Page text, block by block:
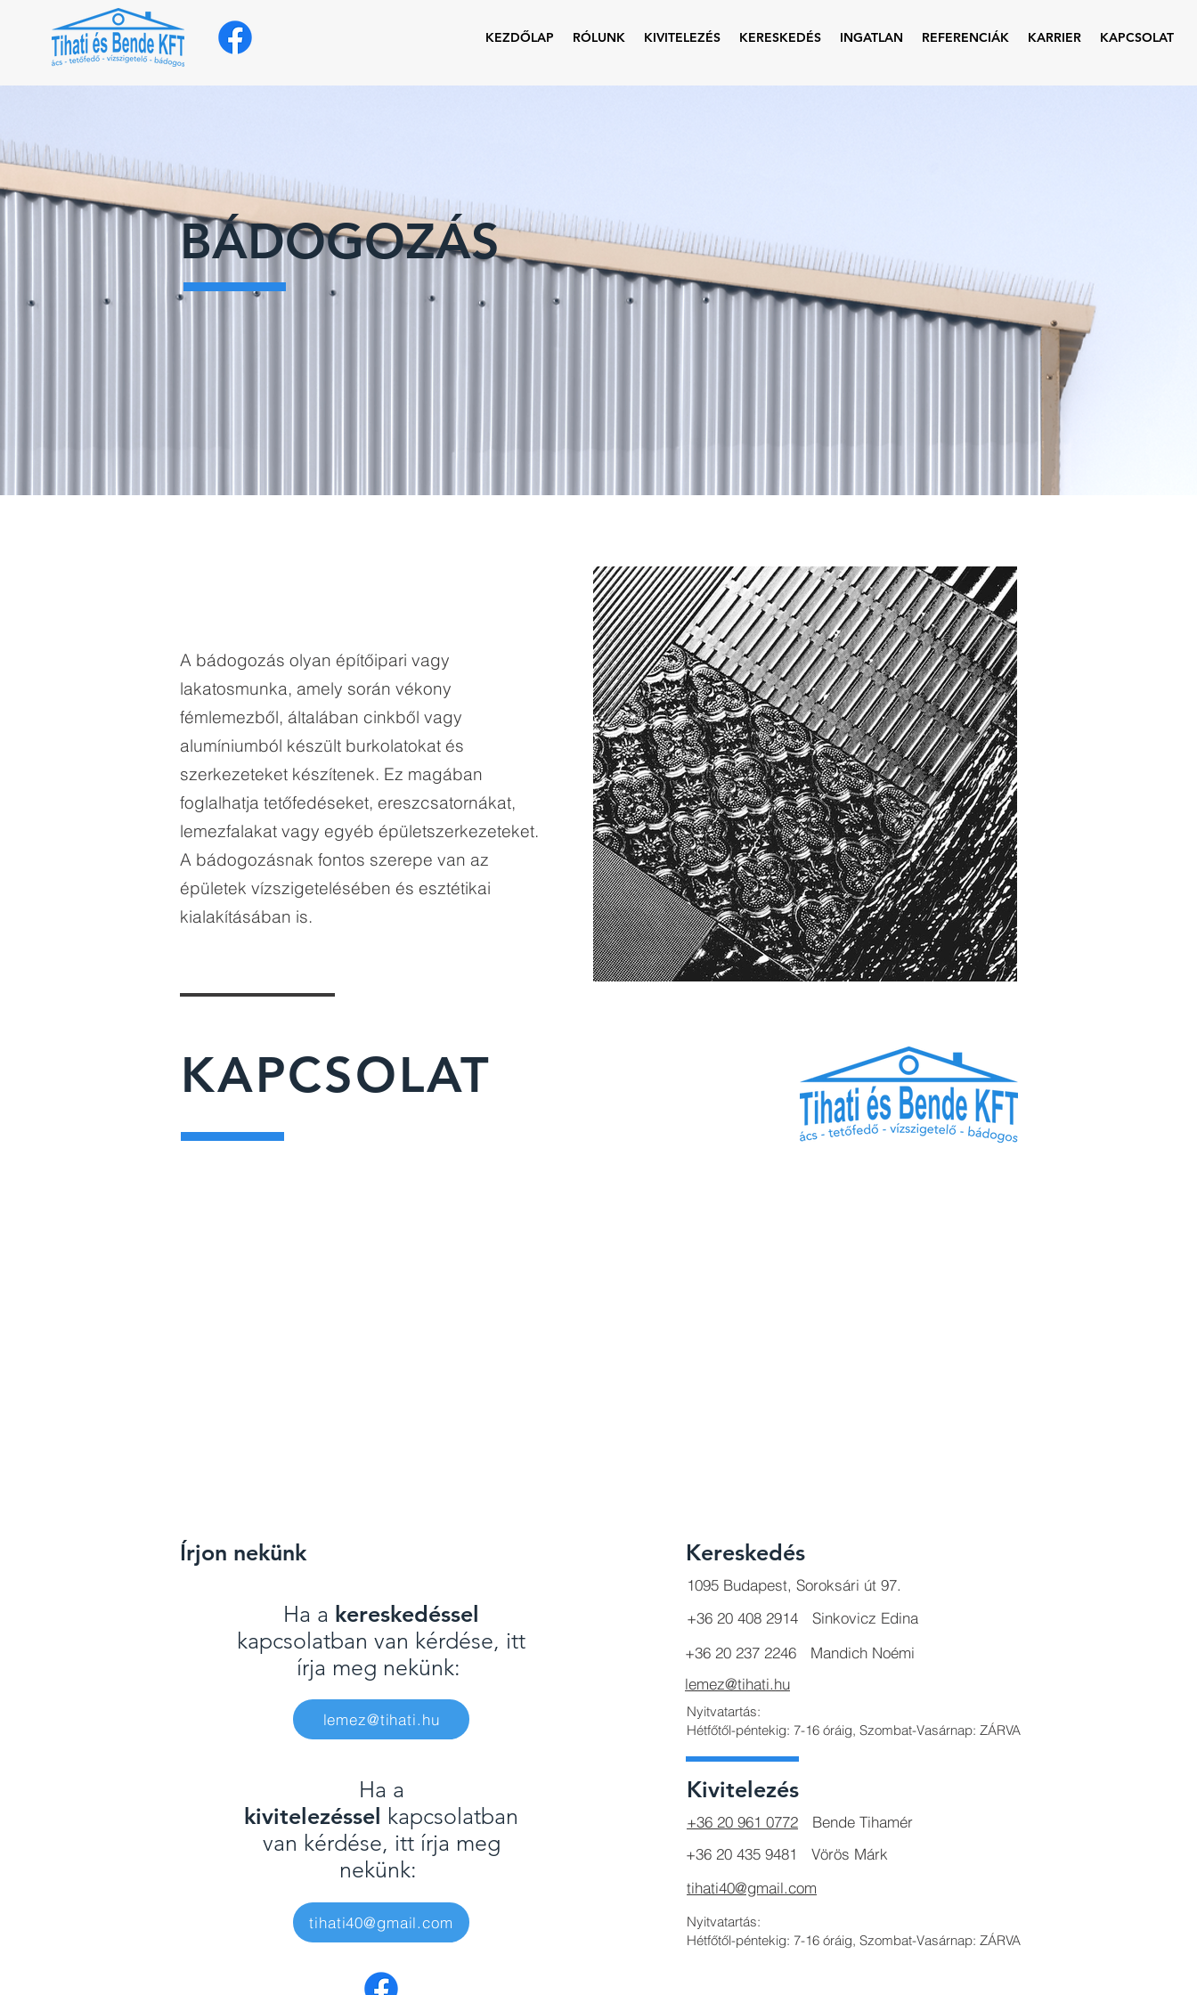
KEZDŐLAP RÓLUNK KIVITELEZÉS KERESKEDÉS INGATLAN REFERENCIÁK KARRIER KAPCSOLAT
BÁDOGOZÁS
A bádogozás olyan építőipari vagy
lakatosmunka, amely során vékony
fémlemezből, általában cinkből vagy
alumíniumból készült burkolatokat és
szerkezeteket készítenek. Ez magában
foglalhatja tetőfedéseket, ereszcsatornákat,
lemezfalakat vagy egyéb épületszerkezeteket.
A bádogozásnak fontos szerepe van az
épületek vízszigetelésében és esztétikai
kialakításában is.
Vissza a főoldalra
KAPCSOLAT
Írjon nekünk Kereskedés
1095 Budapest, Soroksári út 97.
Ha a kereskedéssel
kapcsolatban van kérdése, itt
írja meg nekünk:
lemez@tihati.hu
+36 20 237 2246
Mandich Noémi
lemez@tihati.hu
Nyitvatartás:
Hétfőtől-péntekig: 7-16 óráig, Szombat-Vasárnap: ZÁRVA
Ha a
kivitelezéssel kapcsolatban
van kérdése, itt írja meg
nekünk:
tihati40@gmail.com
Kivitelezés
+36 20 961 0772
Bende Tihamér
+36 20 435 9481
Vörös Márk
tihati40@gmail.com
Nyitvatartás:
Hétfőtől-péntekig: 7-16 óráig, Szombat-Vasárnap: ZÁRVA
+36 20 408 2914 Sinkovicz Edina